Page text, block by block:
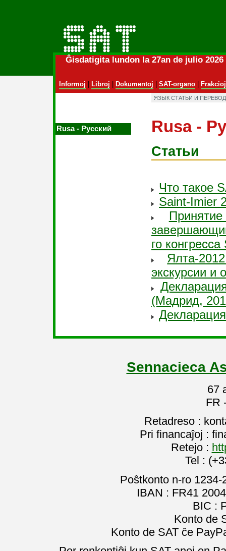
Ĝisdatigita lundon la 27an de julio
Informoj Libroj Dokumentoj SAT-organo| Frakcioj
Rusa ‑ Русский
ЯЗЫК СТАТЬИ И
Rusa ‑
Статьи
Что такое
Saint-Imier
го конгресса
Ялта-
экскурсии и
(Мадрид,
Sennacieca
67
FR
Retadreso :
Pri financaĵoj :
Retejo :
Tel :
Poŝtkonto n-ro
IBAN : FR41
BIC :
Konto de
Konto de SAT ĉe